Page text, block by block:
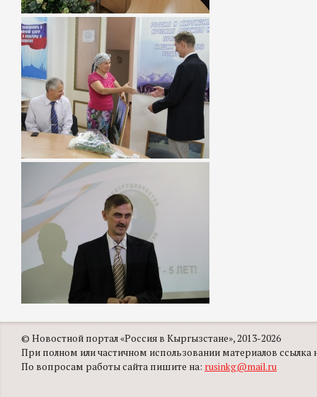
© Новостной портал «Россия в Кыргызстане», 2013-2026
При полном или частичном использовании материалов ссылка
По вопросам работы сайта пишите на: rusinkg@mail.ru